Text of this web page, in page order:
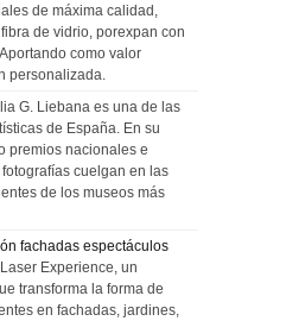
de máxima calidad,
de vidrio, porexpan con
como valor
personalizada.
G. Liebana es una de las
de España. En su
premios nacionales e
cuelgan en las
de los museos más
fachadas espectáculos
Experience, un
transforma la forma de
en fachadas, jardines,